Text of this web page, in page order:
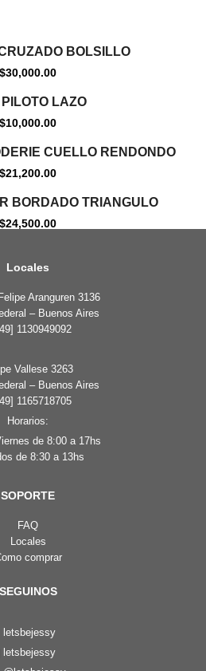
BOLSILLO
$30,000.00
LAZO
$10,000.00
CUELLO RENDONDO
$21,200.00
BORDADO TRIANGULO
$24,500.00
Locales
Aranguren 3136
– Buenos Aires
1130949092
Vallese 3263
– Buenos Aires
1165718705
Horarios:
de 8:00 a 17hs
de 8:30 a 13hs
SOPORTE
FAQ
Locales
comprar
SEGUINOS
letsbejessy
letsbejessy